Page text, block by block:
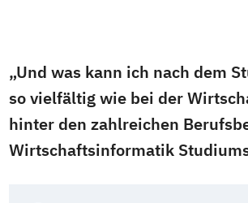
„Und was kann ich nach dem
so vielfältig wie bei der
hinter den zahlreichen
Wirtschaftsinformatik